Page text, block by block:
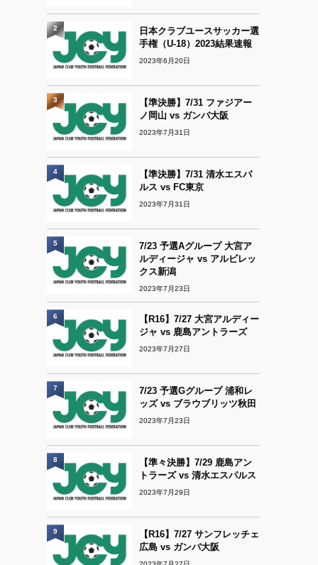
日本クラブユースサッカー選
手権（U-18）2023結果速報
2023年6月20日
2
【準決勝】7/31 ファジアー
ノ岡山 vs ガンバ大阪
2023年7月31日
3
【準決勝】7/31 清水エスパ
ルス vs FC東京
2023年7月31日
4
7/23 予選Aグループ 大宮ア
ルディージャ vs アルビレッ
クス新潟
2023年7月23日
5
【R16】7/27 大宮アルディー
ジャ vs 鹿島アントラーズ
2023年7月27日
6
7/23 予選Gグループ 浦和レ
ッズ vs ブラウブリッツ秋田
2023年7月23日
7
【準々決勝】7/29 鹿島アン
トラーズ vs 清水エスパルス
2023年7月29日
8
【R16】7/27 サンフレッチェ
広島 vs ガンバ大阪
9